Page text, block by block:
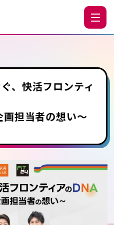
、快活フロンティ
担当者の想い～